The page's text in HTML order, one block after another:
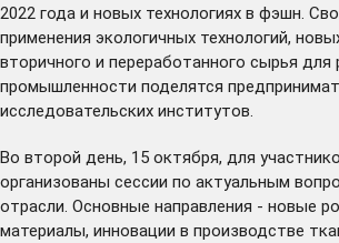
2022 года и новых технологиях в фэшн.
применения экологичных технологий,
вторичного и переработанного сырья для
промышленности поделятся
исследовательских институтов.
Во второй день, 15 октября, для
организованы сессии по актуальным
отрасли. Основные направления - новые
материалы, инновации в производстве